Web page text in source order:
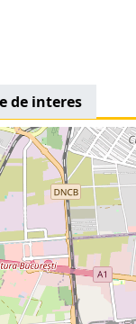
de interes